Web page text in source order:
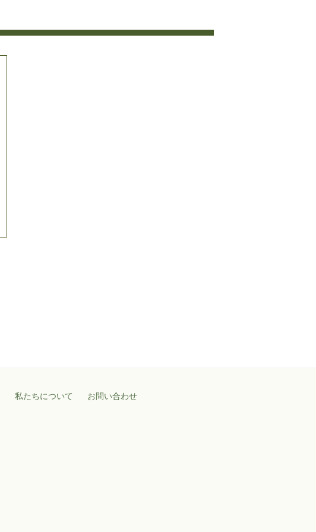
私たちについて お問い合わせ